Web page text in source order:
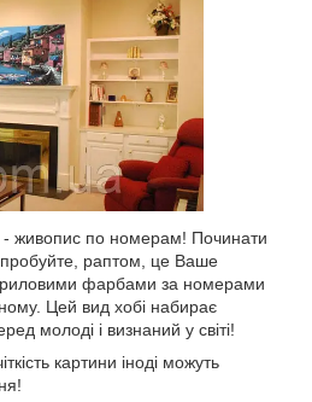
- живопис по номерам! Починати
раптом, це Ваше
фарбами за номерами
Цей вид хобі набирає
молоді і визнаний у світі!
картини іноді можуть